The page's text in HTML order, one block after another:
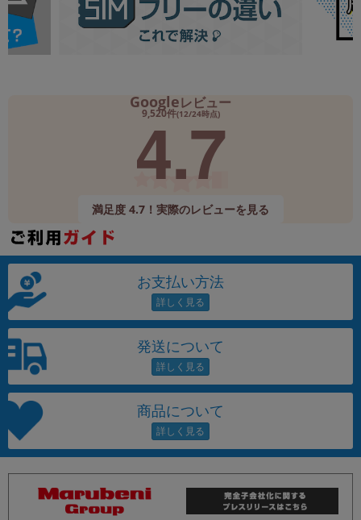
Googleレビュー
9,520件(12/24時点)
4.7
満足度 4.7！実際のレビューを見る
お支払い方法
発送について
商品について